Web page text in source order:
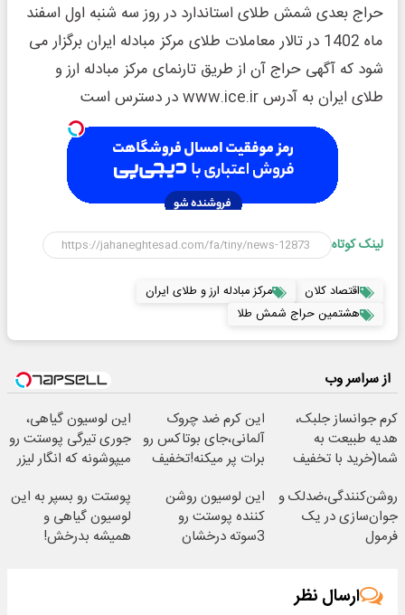
حراج بعدی شمش طلای استاندارد در روز سه شنبه اول اسفند
ماه 1402 در تالار معاملات طلای مرکز مبادله ایران برگزار می
شود که آگهی حراج آن از طریق تارنمای مرکز مبادله ارز و
طلای ایران به آدرس www.ice.ir در دسترس است
لینک کوتاه
اقتصاد کلان
مرکز مبادله ارز و طلای ایران
هشتمین حراج شمش طلا
از سراسر وب
کرم جوانساز جلبک،
هدیه طبیعت به
شما(خرید با تخفیف
این کرم ضد چروک
آلمانی،جای بوتاکس رو
برات پر میکنه!تخفیف
این لوسیون گیاهی،
جوری تیرگی پوستت رو
میپوشونه که انگار لیزر
روشن‌کنندگی،ضد‌لک و
جوان‌سازی در یک
فرمول
این لوسیون روشن
کننده پوستت رو
3سوته درخشان
پوستت رو بسپر به این
لوسیون گیاهی و
همیشه بدرخش!
ارسال نظر